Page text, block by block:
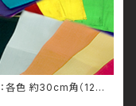
各色 約30cm角（12イ
/ Silks(12inch) by Gos